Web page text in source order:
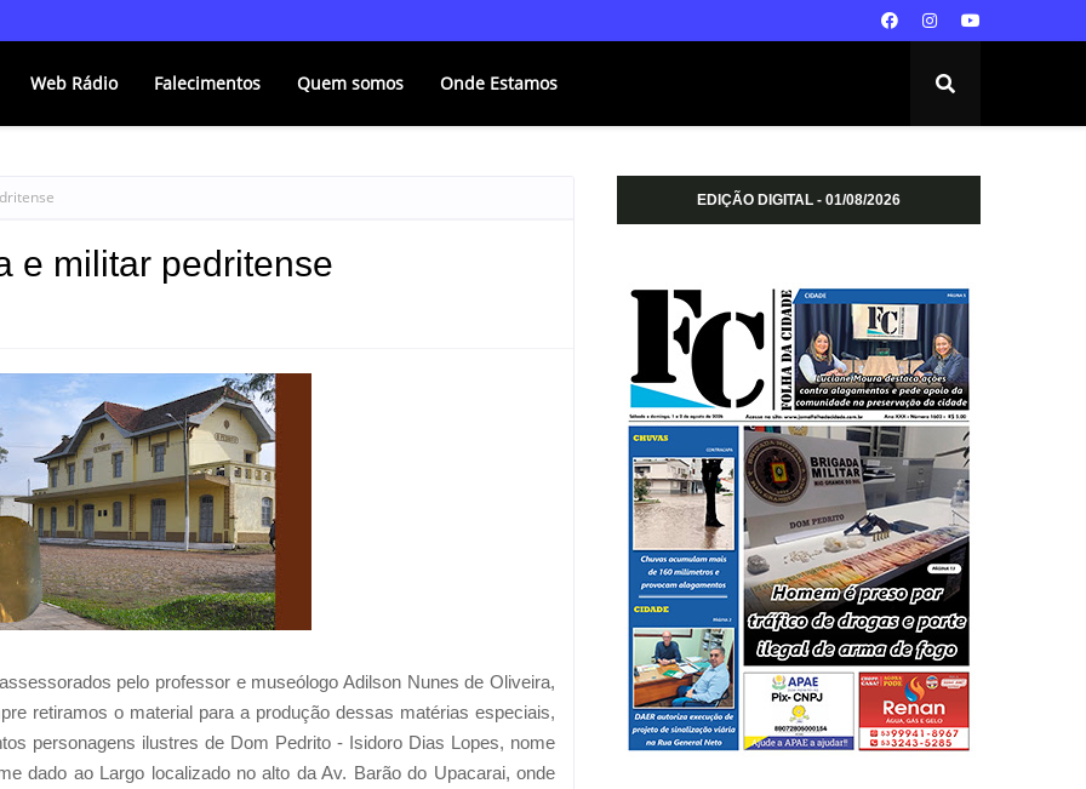
Web Rádio Falecimentos Quem somos Onde Estamos
e militar pedritense
pelo professor e museólogo Adilson Nunes de Oliveira,
retiramos o material para a produção dessas matérias especiais,
personagens ilustres de Dom Pedrito - Isidoro Dias Lopes, nome
dado ao Largo localizado no alto da Av. Barão do Upacarai, onde
EDIÇÃO DIGITAL - 01/08/2026